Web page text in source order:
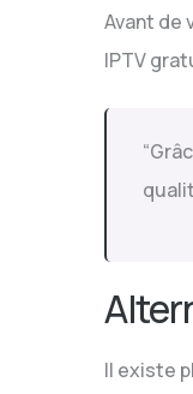
Avant de
IPTV
Il existe